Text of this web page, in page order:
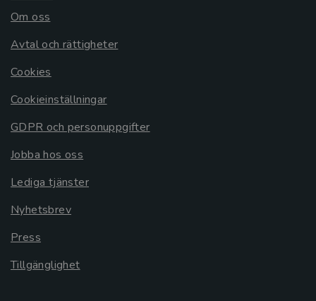
Om oss
Avtal och rättigheter
Cookies
Cookieinställningar
GDPR och personuppgifter
Jobba hos oss
Lediga tjänster
Nyhetsbrev
Press
Tillgänglighet